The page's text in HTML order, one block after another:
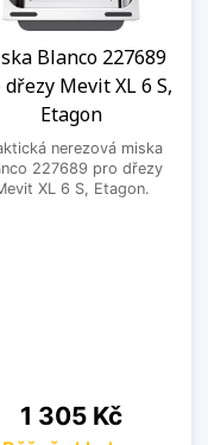
Blanco 227689
Mevit XL 6 S,
Etagon
nerezová miska
227689 pro dřezy
XL 6 S, Etagon.
Cena
1 305 Kč